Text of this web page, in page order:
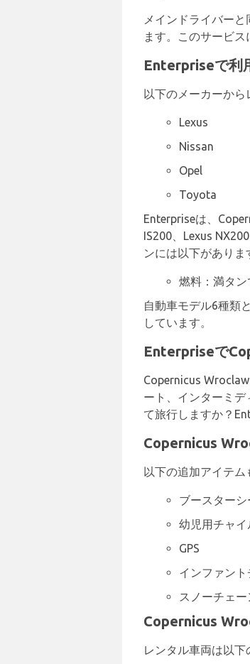
メインドライバー
ます。このサービ
Enterpriseで利
以下のメーカーから
Lexus
Nissan
Opel
Toyota
Enterpriseは、
IS200、Lexus
ンには以下がありま
燃料：満タ
自動車モデル6種類
しています。
Enterpriseで
Copernicus
ート、インターミ
て旅行しますか？
Copernicus
以下の追加アイテム
ブースターシ
幼児用チャイ
GPS
インファント
スノーチェー
Copernicus
レンタル車両は以下